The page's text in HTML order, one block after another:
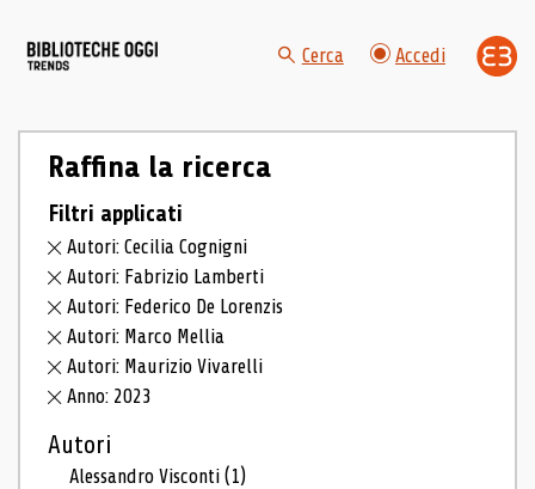
Cerca Accedi
Raffina la ricerca
Filtri applicati
Autori: Cecilia Cognigni
Autori: Fabrizio Lamberti
Autori: Federico De Lorenzis
Autori: Marco Mellia
Autori: Maurizio Vivarelli
Anno: 2023
Autori
Alessandro Visconti(1)